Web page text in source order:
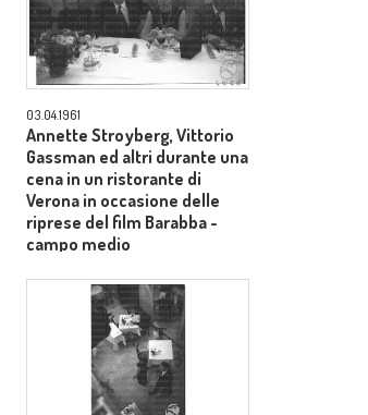
03.04.1961
Annette Stroyberg, Vittorio
Gassman ed altri durante una
cena in un ristorante di
Verona in occasione delle
riprese del film Barabba -
campo medio